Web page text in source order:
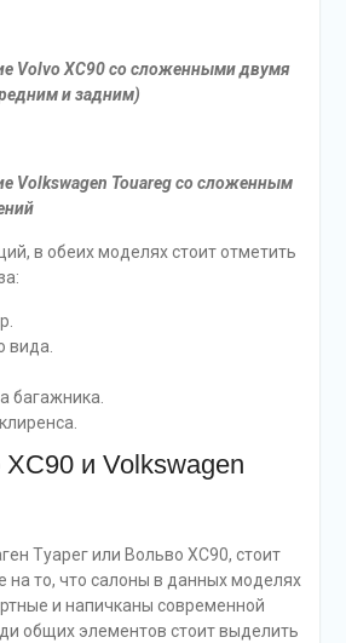
Volvo XC90 со сложенными двумя
и задним)
Volkswagen Touareg со сложенным
в обеих моделях стоит отметить
вида.
багажника.
и Volkswagen
Туарег или Вольво ХС90, стоит
на то, что салоны в данных моделях
и напичканы современной
общих элементов стоит выделить